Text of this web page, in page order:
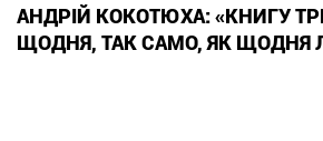
АНДРІЙ КОКОТЮХА: «КНИГУ
ЩОДНЯ, ТАК САМО, ЯК ЩОДНЯ